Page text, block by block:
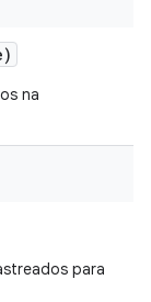
na
para